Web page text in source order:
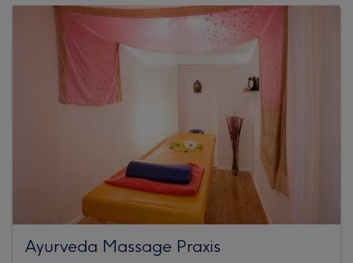
Ayurveda Massage Praxis